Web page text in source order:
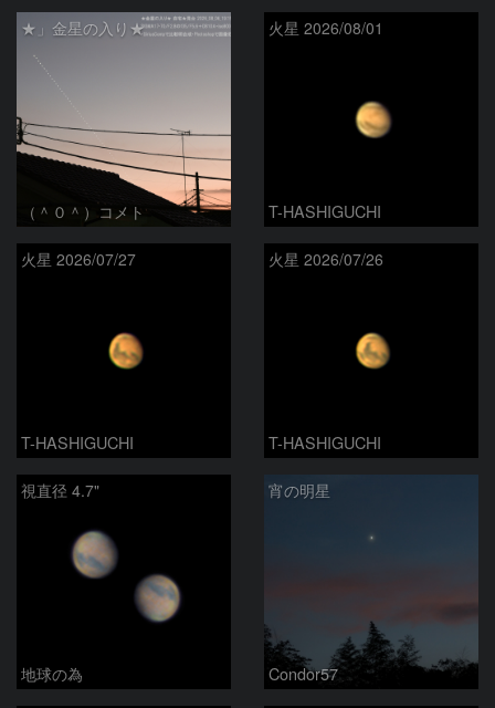
★」金星の入り★
（＾０＾）コメト
火星 2026/08/01
T-HASHIGUCHI
火星 2026/07/27
T-HASHIGUCHI
火星 2026/07/26
T-HASHIGUCHI
視直径 4.7"
地球の為
宵の明星
Condor57